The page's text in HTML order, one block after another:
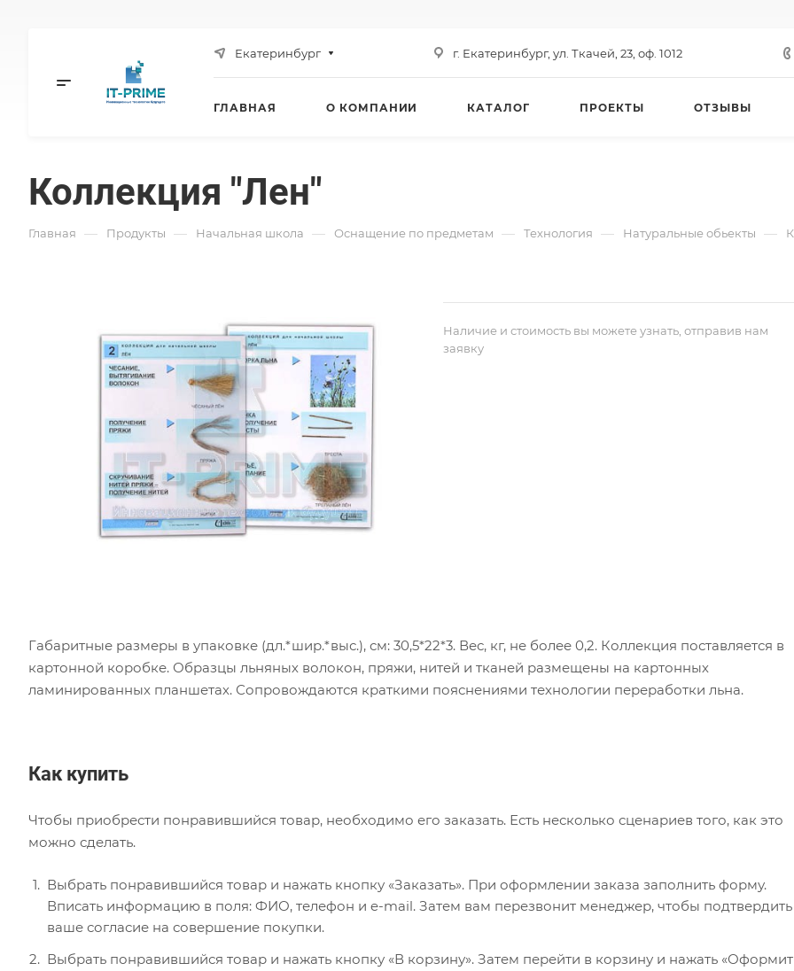
Екатеринбург г. Екатеринбург, ул. Ткачей, 23, оф. 1012
ГЛАВНАЯ О КОМПАНИИ КАТАЛОГ ПРОЕКТЫ ОТЗЫВЫ
Коллекция "Лен"
Главная — Продукты — Начальная школа — Оснащение по предметам — Технология — Натуральные обьекты —
Наличие и стоимость вы можете узнать, отправив нам
заявку
Габаритные размеры в упаковке (дл.*шир.*выс.), см: 30,5*22*3. Вес, кг, не более 0,2. Коллекция поставляется в
картонной коробке. Образцы льняных волокон, пряжи, нитей и тканей размещены на картонных
ламинированных планшетах. Сопровождаются краткими пояснениями технологии переработки льна.
Как купить
Чтобы приобрести понравившийся товар, необходимо его заказать. Есть несколько сценариев того, как это
можно сделать.
Выбрать понравившийся товар и нажать кнопку «Заказать». При оформлении заказа заполнить форму.
Вписать информацию в поля: ФИО, телефон и e-mail. Затем вам перезвонит менеджер, чтобы подтвердить
ваше согласие на совершение покупки.
Выбрать понравившийся товар и нажать кнопку «В корзину». Затем перейти в корзину и нажать